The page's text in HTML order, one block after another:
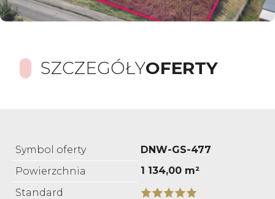
SZCZEGÓŁYOFERTY
Symbol oferty
DNW-GS-477
Powierzchnia
1 134,00 m²
Standard